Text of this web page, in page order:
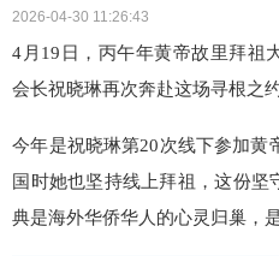
2026-04-30 11:26:43
4月19日，丙午年黄帝故里拜祖
会长祝晓琳再次奔赴这场寻根之约
今年是祝晓琳第20次线下参加黄
国时她也坚持线上拜祖，这份坚
典是海外华侨华人的心灵归巢，